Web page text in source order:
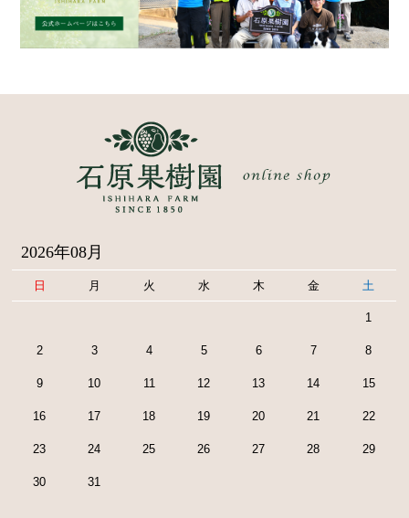
2026年08月
日 月 火 水 木 金 土
1
2 3 4 5 6 7 8
9 10 11 12 13 14 15
16 17 18 19 20 21 22
23 24 25 26 27 28 29
30 31